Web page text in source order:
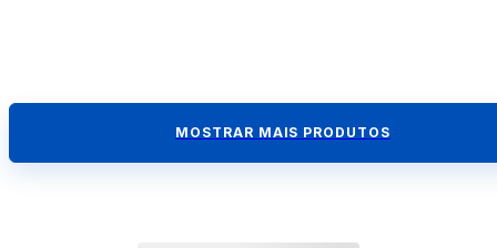
MOSTRAR MAIS PRODUTOS